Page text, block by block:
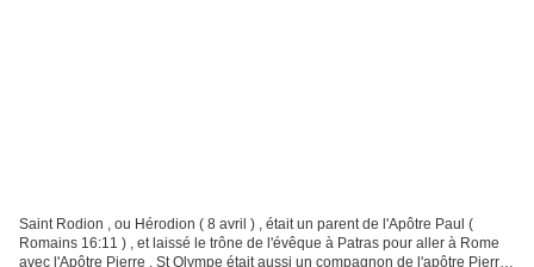
Saint Rodion , ou Hérodion ( 8 avril ) , était un parent de l'Apôtre Paul (
Romains 16:11 ) , et laissé le trône de l'évêque à Patras pour aller à Rome
avec l'Apôtre Pierre . St Olympe était aussi un compagnon de l'apôtre Pierre .